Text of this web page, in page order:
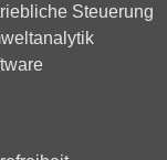
Steuerung